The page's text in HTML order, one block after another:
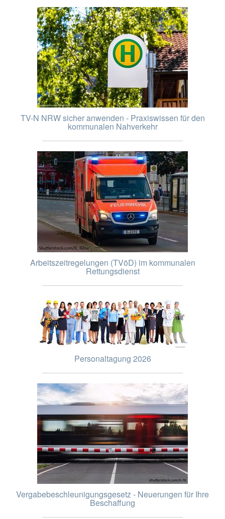
TV-N NRW sicher anwenden - Praxiswissen für den
kommunalen Nahverkehr
Arbeitszeitregelungen (TVöD) im kommunalen
Rettungsdienst
Personaltagung 2026
Vergabebeschleunigungsgesetz - Neuerungen für Ihre
Beschaffung